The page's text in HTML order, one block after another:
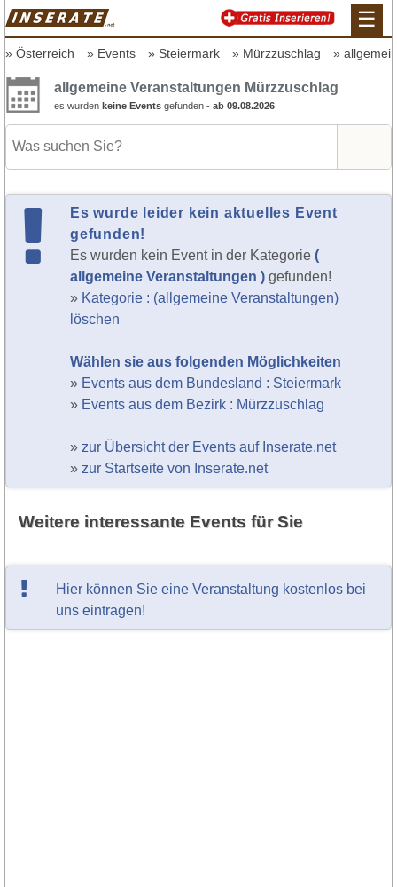
☰
Österreich Events Steiermark Mürzzuschlag
allgemeine Veranstaltungen Mürzzuschlag
es wurden keine Events gefunden - ab 09.08.2026
Es wurde leider kein aktuelles Event
gefunden!
Es wurden kein Event in der Kategorie (
allgemeine Veranstaltungen ) gefunden!
» Kategorie : (allgemeine Veranstaltungen)
löschen
Wählen sie aus folgenden Möglichkeiten
» Events aus dem Bundesland : Steiermark
» Events aus dem Bezirk : Mürzzuschlag
» zur Übersicht der Events auf Inserate.net
» zur Startseite von Inserate.net
Weitere interessante Events für Sie
Hier können Sie eine Veranstaltung kostenlos bei
uns eintragen!